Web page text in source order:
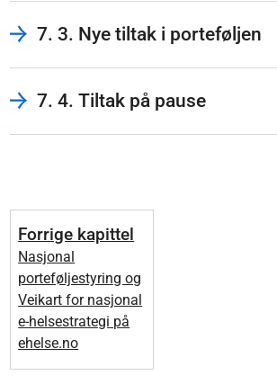
7. 3. Nye tiltak i porteføljen
7. 4. Tiltak på pause
Forrige kapittel
Nasjonal
porteføljestyring og
Veikart for nasjonal
e-helsestrategi på
ehelse.no